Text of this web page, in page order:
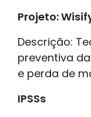
Projeto:
Descrição:
preventiva
e perda de
IPSSs